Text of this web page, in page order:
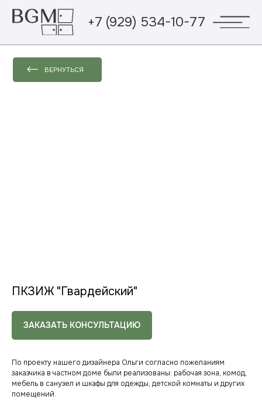
+7 (929) 534-10-77
ПКЗИЖ "Гвардейский"
ЗАКАЗАТЬ КОНСУЛЬТАЦИЮ
По проекту нашего дизайнера Ольги согласно пожеланиям
заказчика в частном доме были реализованы: рабочая зона, комод,
мебель в санузел и шкафы для одежды, детской комнаты и других
помещений.